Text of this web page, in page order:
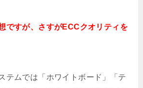
ですが、さすがECCクオリティを
テムでは「ホワイトボード」「テ